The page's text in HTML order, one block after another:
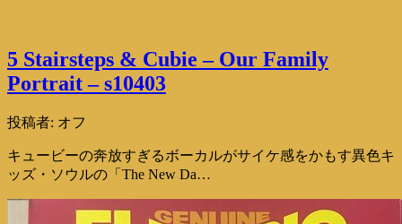
5 Stairsteps & Cubie – Our Family
Portrait – s10403
投稿者: オフ
キュービーの奔放すぎるボーカルがサイケ感をかもす異色キ
ッズ・ソウルの「The New Da…